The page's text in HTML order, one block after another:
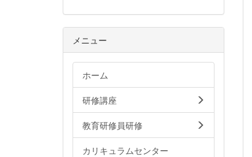
メニュー
ホーム
研修講座
教育研修員研修
カリキュラムセンター